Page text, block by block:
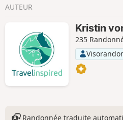
AUTEUR
Kristin
235
Randonnée traduite